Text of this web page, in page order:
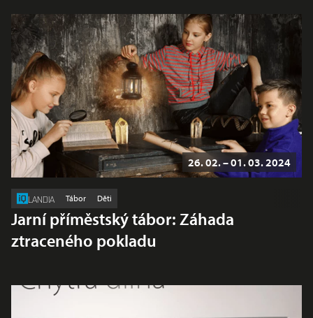
26. 02. – 01. 03. 2024
LANDIA Tábor Děti
Jarní příměstský tábor: Záhada
ztraceného pokladu